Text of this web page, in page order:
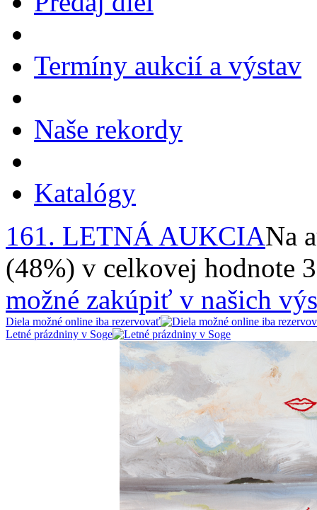
Termíny aukcií a výstav
Naše rekordy
Katalógy
161. LETNÁ AUKCIANa
(48%) v celkovej hodnote
možné zakúpiť v našich
Diela možné online iba rezervovať
Letné prázdniny v Soge